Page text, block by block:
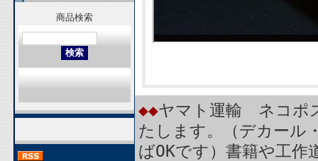
商品検索
◆◆ヤマト運輸 ネコポ
たします。（デカール
ばOKです）書籍や工作